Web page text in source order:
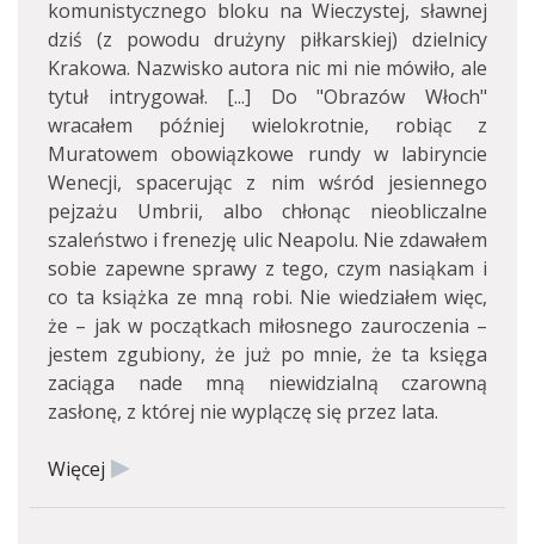
komunistycznego bloku na Wieczystej, sławnej
dziś (z powodu drużyny piłkarskiej) dzielnicy
Krakowa. Nazwisko autora nic mi nie mówiło, ale
tytuł intrygował. [...] Do "Obrazów Włoch"
wracałem później wielokrotnie, robiąc z
Muratowem obowiązkowe rundy w labiryncie
Wenecji, spacerując z nim wśród jesiennego
pejzażu Umbrii, albo chłonąc nieobliczalne
szaleństwo i frenezję ulic Neapolu. Nie zdawałem
sobie zapewne sprawy z tego, czym nasiąkam i
co ta książka ze mną robi. Nie wiedziałem więc,
że – jak w początkach miłosnego zauroczenia –
jestem zgubiony, że już po mnie, że ta księga
zaciąga nade mną niewidzialną czarowną
zasłonę, z której nie wyplączę się przez lata.
Więcej